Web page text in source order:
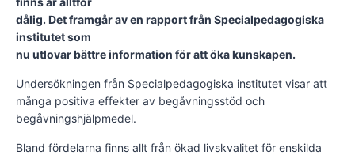
dålig. Det framgår av en rapport från Specialpedagogiska
institutet som
nu utlovar bättre information för att öka kunskapen.
Undersökningen från Specialpedagogiska institutet visar att
många positiva effekter av begåvningsstöd och
begåvningshjälpmedel.
Bland fördelarna finns allt från ökad livskvalitet för enskilda